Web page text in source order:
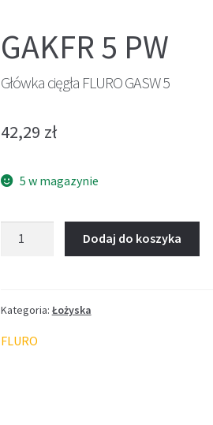
GAKFR 5 PW
Główka cięgła FLURO GASW 5
42,29 zł
5 w magazynie
GASW
Dodaj do koszyka
Kategoria: Łożyska
FLURO